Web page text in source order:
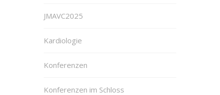
JMAVC2025
Kardiologie
Konferenzen
Konferenzen im Schloss